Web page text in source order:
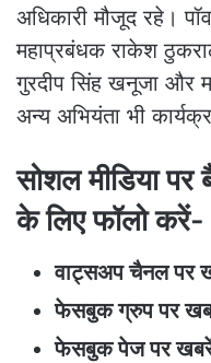
अधिकारी मौजूद रहे।
महाप्रबंधक राकेश
गुरदीप सिंह खनूजा और
अन्य अभियंता भी
सोशल मीडिया
के लिए फॉलो करें-
वाट्सअप चैनल पर
फेसबुक ग्रुप पर
फेसबुक पेज पर